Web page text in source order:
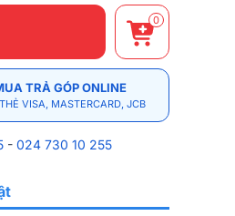
0
TRẢ GÓP ONLINE
VISA, MASTERCARD, JCB
- 024 730 10 255